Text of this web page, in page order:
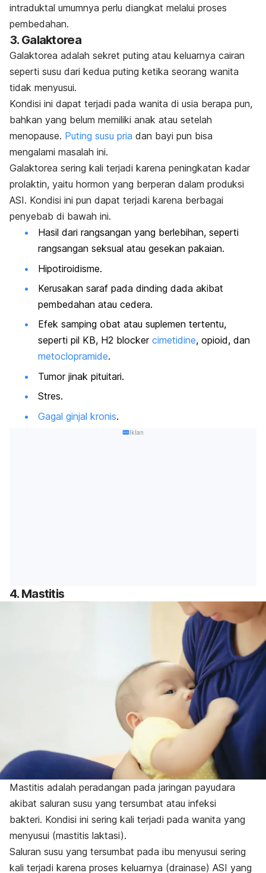
intraduktal umumnya perlu diangkat melalui proses
pembedahan.
3. Galaktorea
Galaktorea adalah sekret puting atau keluarnya cairan
seperti susu dari kedua puting ketika seorang wanita
tidak menyusui.
Kondisi ini dapat terjadi pada wanita di usia berapa pun,
bahkan yang belum memiliki anak atau setelah
menopause. Puting susu pria dan bayi pun bisa
mengalami masalah ini.
Galaktorea sering kali terjadi karena peningkatan kadar
prolaktin, yaitu hormon yang berperan dalam produksi
ASI. Kondisi ini pun dapat terjadi karena berbagai
penyebab di bawah ini.
Hasil dari rangsangan yang berlebihan, seperti
rangsangan seksual atau gesekan pakaian.
Hipotiroidisme.
Kerusakan saraf pada dinding dada akibat
pembedahan atau cedera.
Efek samping obat atau suplemen tertentu,
seperti pil KB, H2 blocker cimetidine, opioid, dan
metoclopramide.
Tumor jinak pituitari.
Stres.
Gagal ginjal kronis.
Iklan
4. Mastitis
Mastitis adalah peradangan pada jaringan payudara
akibat saluran susu yang tersumbat atau infeksi
bakteri. Kondisi ini sering kali terjadi pada wanita yang
menyusui (mastitis laktasi).
Saluran susu yang tersumbat pada ibu menyusui sering
kali terjadi karena proses keluarnya (drainase) ASI yang